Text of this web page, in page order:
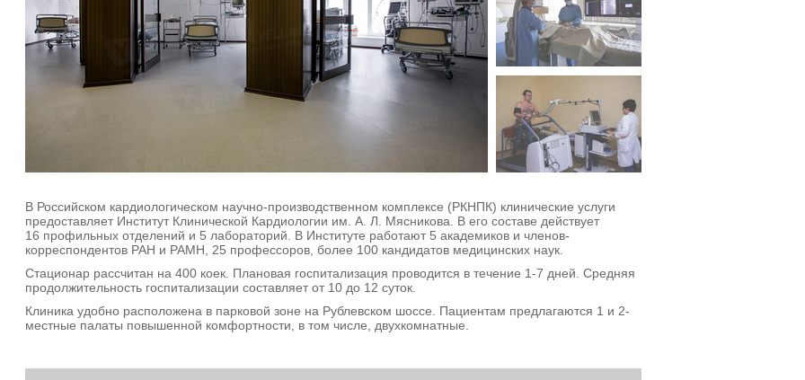
В Российском кардиологическом научно-производственном комплексе (РКНПК) клинические услуги
предоставляет Институт Клинической Кардиологии им. А. Л. Мясникова. В его составе действует
16 профильных отделений и 5 лабораторий. В Институте работают 5 академиков и членов-
корреспондентов РАН и РАМН, 25 профессоров, более 100 кандидатов медицинских наук.
Стационар рассчитан на 400 коек. Плановая госпитализация проводится в течение 1-7 дней. Средняя
продолжительность госпитализации составляет от 10 до 12 суток.
Клиника удобно расположена в парковой зоне на Рублевском шоссе. Пациентам предлагаются 1 и 2-
местные палаты повышенной комфортности, в том числе, двухкомнатные.